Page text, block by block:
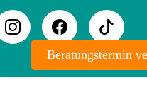
Beratungstermin